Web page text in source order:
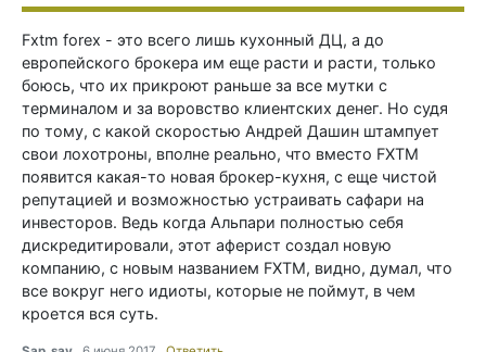
Fxtm forex - это всего лишь кухонный ДЦ, а до
европейского брокера им еще расти и расти, только
боюсь, что их прикроют раньше за все мутки с
терминалом и за воровство клиентских денег. Но судя
по тому, с какой скоростью Андрей Дашин штампует
свои лохотроны, вполне реально, что вместо FXTM
появится какая-то новая брокер-кухня, с еще чистой
репутацией и возможностью устраивать сафари на
инвесторов. Ведь когда Альпари полностью себя
дискредитировали, этот аферист создал новую
компанию, с новым названием FXTM, видно, думал, что
все вокруг него идиоты, которые не поймут, в чем
кроется вся суть.